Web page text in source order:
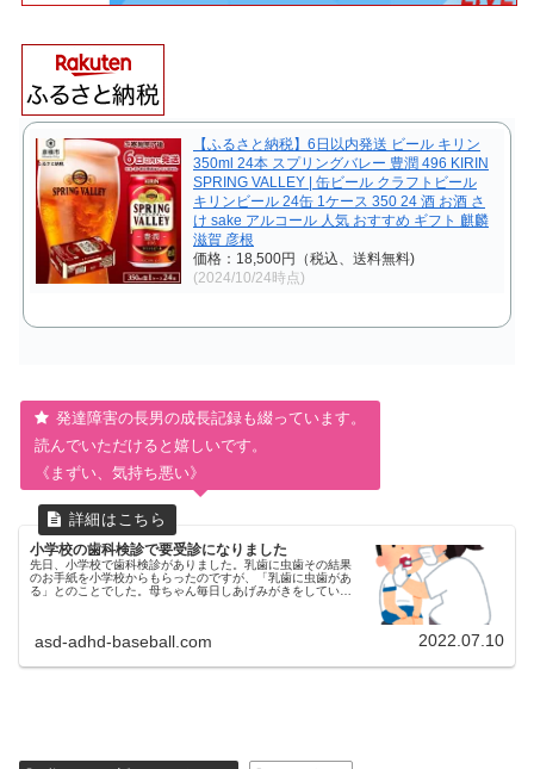
【ふるさと納税】6日以内発送 ビール キリン
350ml 24本 スプリングバレー 豊潤 496 KIRIN
SPRING VALLEY | 缶ビール クラフトビール
キリンビール 24缶 1ケース 350 24 酒 お酒 さ
け sake アルコール 人気 おすすめ ギフト 麒麟
滋賀 彦根
価格：18,500円（税込、送料無料)
(2024/10/24時点)
発達障害の長男の成長記録も綴っています。
読んでいただけると嬉しいです。
《まずい、気持ち悪い》
小学校の歯科検診で要受診になりました
先日、小学校で歯科検診がありました。乳歯に虫歯その結果
のお手紙を小学校からもらったのですが、「乳歯に虫歯があ
る」とのことでした。母ちゃん毎日しあげみがきをしていた
asd-adhd-baseball.com 2022.07.10